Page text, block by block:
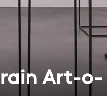
Art-o-